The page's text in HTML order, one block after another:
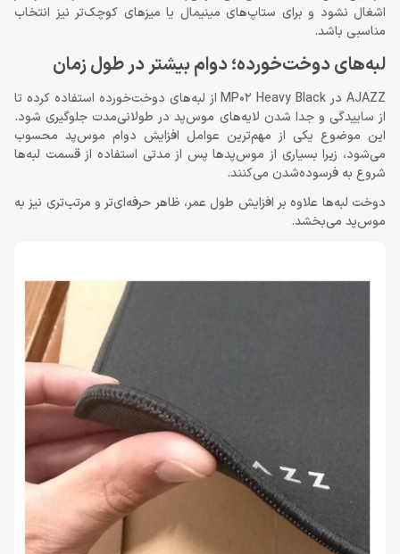
اشغال نشود و برای ستاپ‌های مینیمال یا میزهای کوچک‌تر نیز انتخاب
مناسبی باشد.
لبه‌های دوخت‌خورده؛ دوام بیشتر در طول زمان
AJAZZ در MP02 Heavy Black از لبه‌های دوخت‌خورده استفاده کرده تا
از ساییدگی و جدا شدن لایه‌های موس‌پد در طولانی‌مدت جلوگیری شود.
این موضوع یکی از مهم‌ترین عوامل افزایش دوام موس‌پد محسوب
می‌شود، زیرا بسیاری از موس‌پدها پس از مدتی استفاده از قسمت لبه‌ها
شروع به فرسوده‌شدن می‌کنند.
دوخت لبه‌ها علاوه بر افزایش طول عمر، ظاهر حرفه‌ای‌تر و مرتب‌تری نیز به
موس‌پد می‌بخشد.